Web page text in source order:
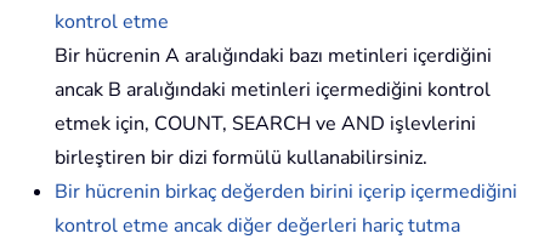
kontrol etme
Bir hücrenin A aralığındaki bazı metinleri içerdiğini
ancak B aralığındaki metinleri içermediğini kontrol
etmek için, COUNT, SEARCH ve AND işlevlerini
birleştiren bir dizi formülü kullanabilirsiniz.
Bir hücrenin birkaç değerden birini içerip içermediğini
kontrol etme ancak diğer değerleri hariç tutma